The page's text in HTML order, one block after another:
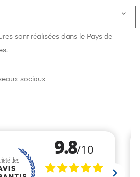

sont réalisées dans le Pays de
sociaux